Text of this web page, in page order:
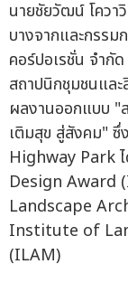
นายชัยวัฒน์ โควา
บางจากและกรร
คอร์ปอเรชั่น จำกั
สถาปนิกชุมชนแล
ผลงานออกแบบ "
เติมสุข สู่สังคม"
Highway Park
Design Award
Landscape
Institute of
(ILAM)